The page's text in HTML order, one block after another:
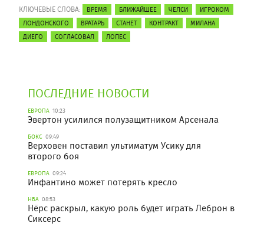
КЛЮЧЕВЫЕ СЛОВА: ВРЕМЯ БЛИЖАЙШЕЕ ЧЕЛСИ
ИГРОКОМ
ЛОНДОНСКОГО
ВРАТАРЬ СТАНЕТ КОНТРАКТ
МИЛАНА
ДИЕГО
СОГЛАСОВАЛ ЛОПЕС
ПОСЛЕДНИЕ НОВОСТИ
ЕВРОПА 10:23
Эвертон усилился полузащитником Арсенала
БОКС 09:49
Верховен поставил ультиматум Усику для
второго боя
ЕВРОПА 09:24
Инфантино может потерять кресло
НБА 08:53
Нёрс раскрыл, какую роль будет играть Леброн в
Сиксерс